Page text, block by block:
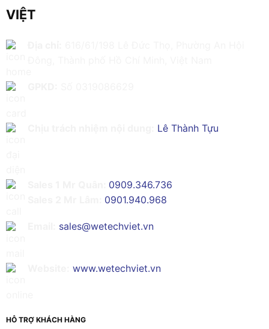
VIỆT
Lê Thành Tựu
0909.346.736
0901.940.968
sales@wetechviet.vn
www.wetechviet.vn
HỖ TRỢ KHÁCH HÀNG